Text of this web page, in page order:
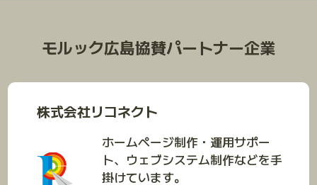
モルック広島協賛パートナー企業
株式会社リコネクト
ホームページ制作・運用サポー
ト、ウェブシステム制作などを手
掛けています。